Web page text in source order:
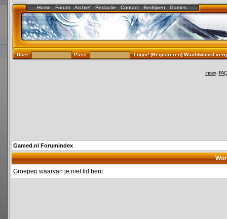
Home Forum Archief Redactie Contact Bedrijven Games
User: Pass: Login!(Registreren)Wachtwoord
Index-FAQ
Gamed.nl Forumindex
Groepen waarvan je niet lid bent